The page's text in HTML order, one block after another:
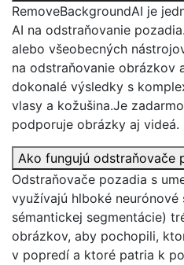
RemoveBackgroundAI je
AI na odstraňovanie
alebo všeobecných
na odstraňovanie obrázkov
dokonalé výsledky s
vlasy a kožušina.Je
podporuje obrázky aj videá.
Ako fungujú odstraňovače
Odstraňovače pozadia s
využívajú hlboké
sémantickej segmentácie)
obrázkov, aby pochopili,
v popredí a ktoré patria k